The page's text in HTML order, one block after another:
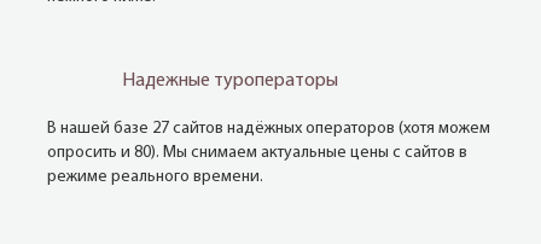
Надежные туроператоры
В нашей базе 27 сайтов надёжных операторов (хотя можем
опросить и 80). Мы снимаем актуальные цены с сайтов в
режиме реального времени.